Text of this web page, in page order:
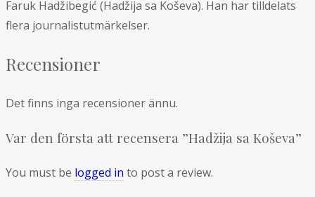
Faruk Hadžibegić (Hadžija sa Koševa). Han har tilldelats
flera journalistutmärkelser.
Recensioner
Det finns inga recensioner ännu.
Var den första att recensera ”Hadžija sa Koševa”
You must be logged in to post a review.